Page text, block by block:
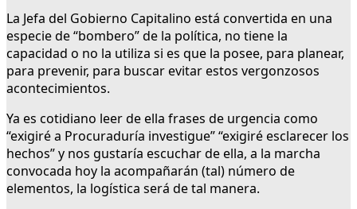
La Jefa del Gobierno Capitalino está convertida en una
especie de “bombero” de la política, no tiene la
capacidad o no la utiliza si es que la posee, para planear,
para prevenir, para buscar evitar estos vergonzosos
acontecimientos.
Ya es cotidiano leer de ella frases de urgencia como
“exigiré a Procuraduría investigue” “exigiré esclarecer los
hechos” y nos gustaría escuchar de ella, a la marcha
convocada hoy la acompañarán (tal) número de
elementos, la logística será de tal manera.